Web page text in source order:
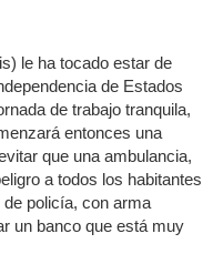
le ha tocado estar de
de Estados
de trabajo tranquila,
entonces una
que una ambulancia,
a todos los habitantes
policía, con arma
un banco que está muy